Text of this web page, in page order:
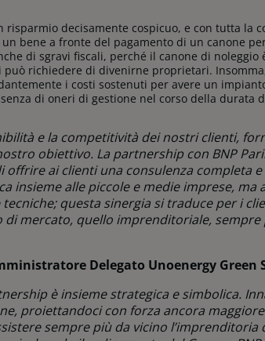
risparmio decisamente cospicuo, e con tutta la
bene a fronte del pagamento di un canone
di sgravi fiscali, perché il canone di noleggio
richiedere di divenirne proprietari.
i costi sostenuti per avere un
di oneri di gestione nel corso della durata
e la competitività dei nostri clienti,
obiettivo. La partnership con BNP
ai clienti una consulenza completa
insieme alle piccole e medie imprese,
questa sinergia si traduce per i
di mercato, quello imprenditoriale,
Delegato Unoenergy Green
è insieme strategica e simbolica.
proiettandoci con forza ancora
sempre più da vicino l’imprenditoria